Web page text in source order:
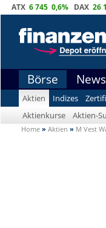
ATX 6 745 0,6% DAX 26
Börse
Aktien Indizes
Aktienkurse
Aktien-
Home » Aktien » M Vest